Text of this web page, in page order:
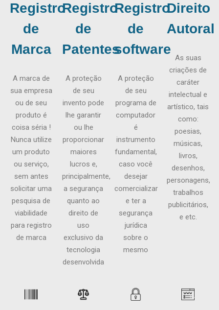
Registro
de
Marca
A marca de
sua empresa
ou de seu
produto é
coisa séria !
Nunca utilize
um produto
ou serviço,
sem antes
solicitar uma
pesquisa de
viabilidade
para registro
de marca
Registro
de
Patentes
A proteção
de seu
invento pode
lhe garantir
ou lhe
proporcionar
maiores
lucros e,
principalmente,
a segurança
quanto ao
direito de
uso
exclusivo da
tecnologia
desenvolvida
Registro
de
software
A proteção
de seu
programa de
computador
é
instrumento
fundamental,
caso você
desejar
comercializar
e ter a
segurança
jurídica
sobre o
mesmo
Direito
Autoral
As suas
criações de
caráter
intelectual e
artístico, tais
como:
poesias,
músicas,
livros,
desenhos,
personagens,
trabalhos
publicitários,
e etc.